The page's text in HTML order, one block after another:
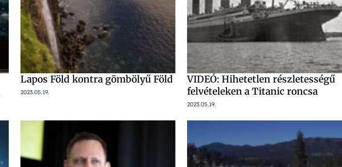
Lapos Föld kontra gömbölyű Föld
2023.05.19.
VIDEÓ: Hihetetlen részletességű
felvételeken a Titanic roncsa
2023.05.19.